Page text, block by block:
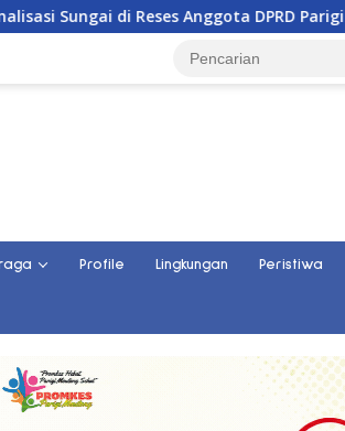
di Reses Anggota DPRD Parigi Moutong
Profile Lingkungan Peristiwa